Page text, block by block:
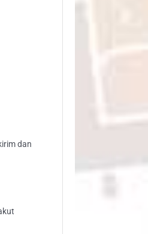
dan